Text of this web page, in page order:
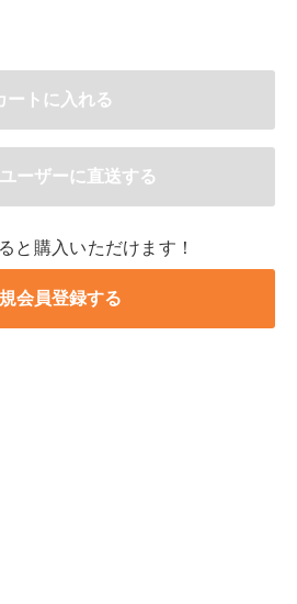
と購入いただけます！